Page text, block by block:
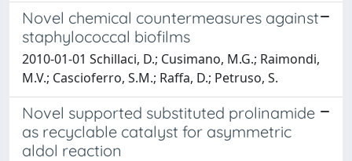
Novel chemical countermeasures against
staphylococcal biofilms
2010-01-01 Schillaci, D.; Cusimano, M.G.; Raimondi,
M.V.; Cascioferro, S.M.; Raffa, D.; Petruso, S.
Novel supported substituted prolinamide
as recyclable catalyst for asymmetric
aldol reaction